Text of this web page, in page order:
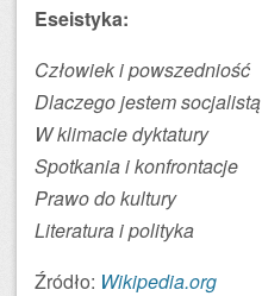
Eseistyka:
Człowiek i powszedniość
Dlaczego jestem socjalistą
W klimacie dyktatury
Spotkania i konfrontacje
Prawo do kultury
Literatura i polityka
Źródło: Wikipedia.org